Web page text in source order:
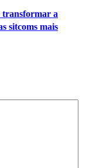
transformar a
sitcoms mais